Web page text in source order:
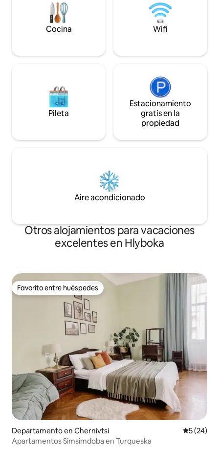
el nombre de Yuri Fedkovych, que te
permitirá disfrutar de la naturaleza y el
aire fresco justo debajo de las ventanas.
Cocina Wifi
Pileta
Estacionamiento
gratis en la
propiedad
Aire acondicionado
Otros alojamientos para vacaciones
excelentes en Hlyboka
Favorito entre huéspedes
Favorito entre huéspedes
Departamento en Chernivtsi
5 (24)
Apartamentos Simsimdoba en Turqueska